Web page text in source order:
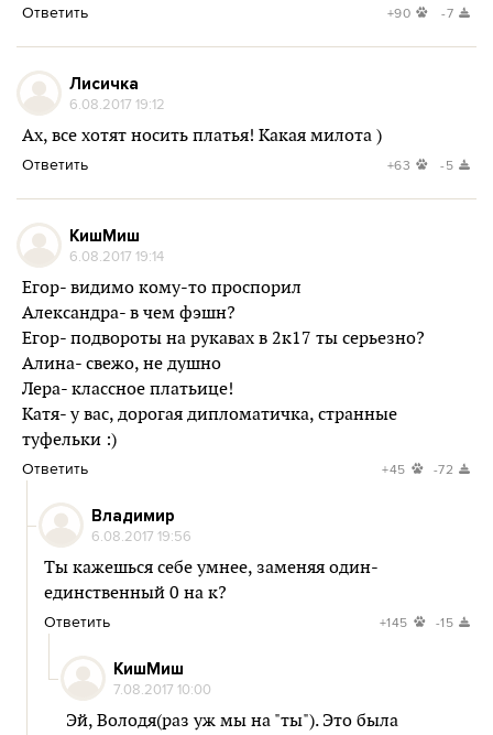
Ответить +90 -7
Лисичка
6.08.2017 19:12
Ах, все хотят носить платья! Какая милота )
Ответить +63 -5
КишМиш
6.08.2017 19:14
Егор- видимо кому-то проспорил
Александра- в чем фэшн?
Егор- подвороты на рукавах в 2к17 ты серьезно?
Алина- свежо, не душно
Лера- классное платьице!
Катя- у вас, дорогая дипломатичка, странные
туфельки :)
Ответить +45 -72
Владимир
6.08.2017 19:56
Ты кажешься себе умнее, заменяя один-
единственный 0 на к?
Ответить +145 -15
КишМиш
7.08.2017 10:00
Эй, Володя(раз уж мы на "ты"). Это была